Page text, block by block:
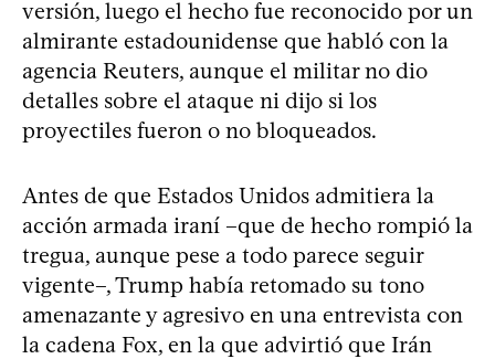
versión, luego el hecho fue reconocido por un
almirante estadounidense que habló con la
agencia Reuters, aunque el militar no dio
detalles sobre el ataque ni dijo si los
proyectiles fueron o no bloqueados.
Antes de que Estados Unidos admitiera la
acción armada iraní –que de hecho rompió la
tregua, aunque pese a todo parece seguir
vigente–, Trump había retomado su tono
amenazante y agresivo en una entrevista con
la cadena Fox, en la que advirtió que Irán